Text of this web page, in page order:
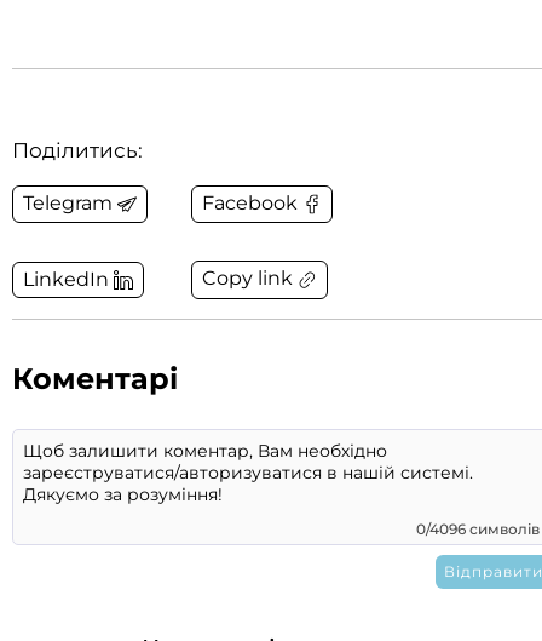
Поділитись:
Telegram Facebook
LinkedIn Copy link
Коментарі
0/4096 символів